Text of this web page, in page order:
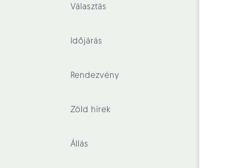
Választás
Időjárás
Rendezvény
Zöld hírek
Állás